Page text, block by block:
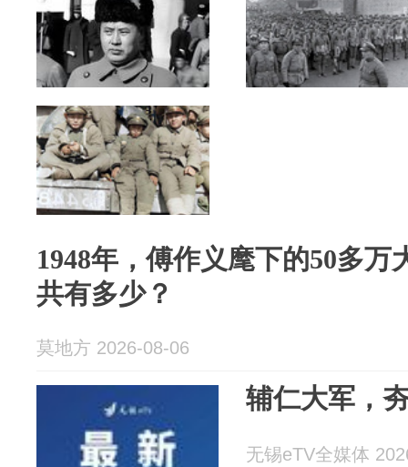
1948年，傅作义麾下的50多万
共有多少？
莫地方 2026-08-06
辅仁大军，
无锡eTV全媒体